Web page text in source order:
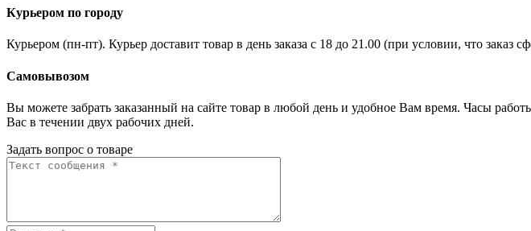
Курьером по городу
Курьером (пн-пт). Курьер доставит товар в день заказа с 18 до 21.00 (при условии, что
Самовывозом
Вы можете забрать заказанный на сайте товар в любой день и удобное Вам время. Часы
Вас в течении двух рабочих дней.
Задать вопрос о товаре